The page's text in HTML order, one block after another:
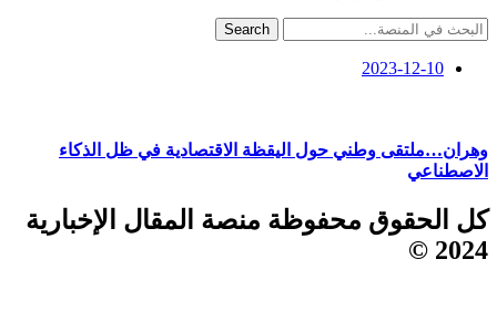
Search
2023-12-10
وهران…ملتقى وطني حول اليقظة الاقتصادية في ظل الذكاء
الاصطناعي
كل الحقوق محفوظة منصة المقال الإخبارية
2024 ©